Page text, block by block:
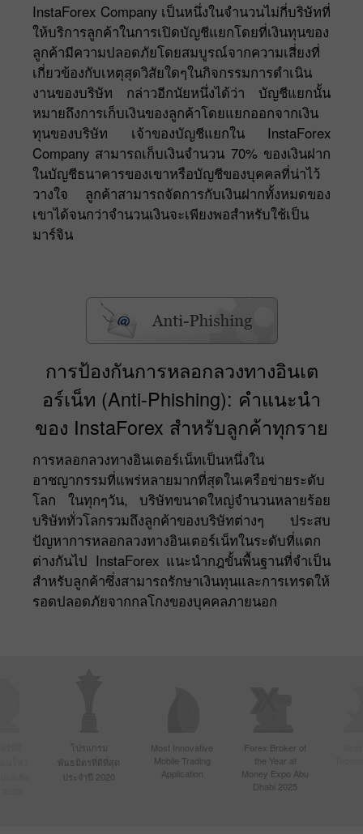
InstaForex Company เป็นหนึ่งในจำนวนไม่กี่บริษัทที่
ให้บริการลูกค้าในการเปิดบัญชีแยกโดยที่เงินทุนของ
ลูกค้ามีความปลอดภัยโดยสมบูรณ์จากความเสี่ยงที่
เกี่ยวข้องกับเหตุสุดวิสัยใดๆในกิจกรรมการดำเนิน
งานของบริษัท กล่าวอีกนัยหนึ่งได้ว่า บัญชีแยกนั้น
หมายถึงการเก็บเงินของลูกค้าโดยแยกออกจากเงิน
ทุนของบริษัท เจ้าของบัญชีแยกใน InstaForex
Company สามารถเก็บเงินจำนวน 70% ของเงินฝาก
ในบัญชีธนาคารของเขาหรือบัญชีของบุคคลที่น่าไว้
วางใจ ลูกค้าสามารถจัดการกับเงินฝากทั้งหมดของ
เขาได้จนกว่าจำนวนเงินจะเพียงพอสำหรับใช้เป็น
มาร์จิน
การป้องกันการหลอกลวงทางอินเต
อร์เน็ท (Anti-Phishing): คำแนะนำ
ของ InstaForex สำหรับลูกค้าทุกราย
การหลอกลวงทางอินเตอร์เน็ทเป็นหนึ่งใน
อาชญากรรมที่แพร่หลายมากที่สุดในเครือข่ายระดับ
โลก ในทุกๆวัน, บริษัทขนาดใหญ่จำนวนหลายร้อย
บริษัททั่วโลกรวมถึงลูกค้าของบริษัทต่างๆ ประสบ
ปัญหาการหลอกลวงทางอินเตอร์เน็ทในระดับที่แตก
ต่างกันไป InstaForex แนะนำกฎขั้นพื้นฐานที่จำเป็น
สำหรับลูกค้าซึ่งสามารถรักษาเงินทุนและการเทรดให้
รอดปลอดภัยจากกลโกงของบุคคลภายนอก
โปรแกรม
พันธมิตรที่ดีที่สุด
ประจำปี 2020
Most Innovative
Mobile Trading
Application
Forex Broker of
the Year at
Money Expo Abu
Dhabi 2025